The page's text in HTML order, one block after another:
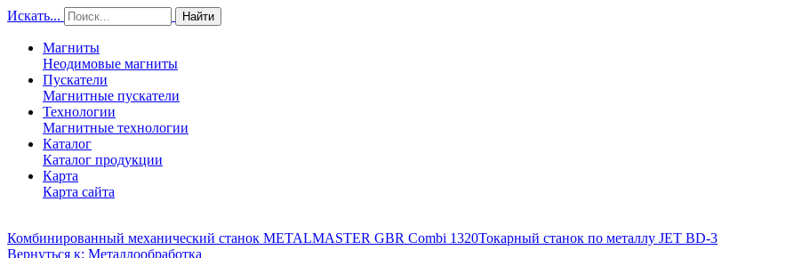
Искать... Найти
Магниты
Неодимовые магниты
Пускатели
Магнитные пускатели
Технологии
Магнитные технологии
Каталог
Каталог продукции
Карта
Карта сайта
Комбинированный механический станок METALMASTER GBR Combi 1320Токарный станок по металлу JET BD-3
Вернуться к: Металлообработка